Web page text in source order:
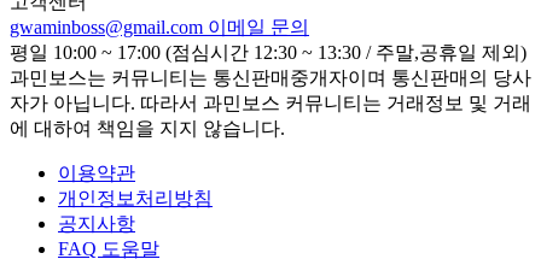
gwaminboss@gmail.com 이메일 문의
평일 10:00 ~ 17:00 (점심시간 12:30 ~ 13:30 / 주말,공휴일 제외)
과민보스는 커뮤니티는 통신판매중개자이며 통신판매의 당사
자가 아닙니다. 따라서 과민보스 커뮤니티는 거래정보 및 거래
에 대하여 책임을 지지 않습니다.
이용약관
개인정보처리방침
공지사항
FAQ 도움말